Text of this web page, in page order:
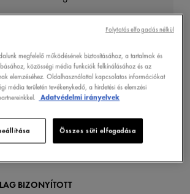
BIZONYÍTOTT
megfelelő működésének biztosításához, a tartalmak és
közösségi média funkciók felkínálásához és az
elemzéséhez. Oldalhasználattal kapcsolatos információkat
média területén tevékenykedő, a hirdetési és elemzési
Adatvédelmi irányelvek
Összes süti elfogadása
Folytatás elfogadás nélkül